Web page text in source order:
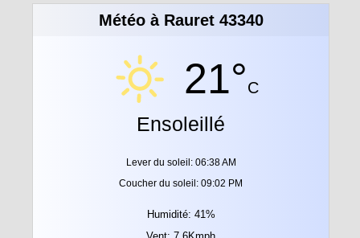
Météo à Rauret 43340
21°C
Ensoleillé
Lever du soleil: 06:38 AM
Coucher du soleil: 09:02 PM
Humidité: 41%